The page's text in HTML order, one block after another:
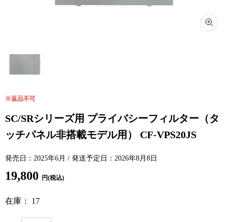
※返品不可
SC/SRシリーズ用 プライバシーフィルター（タ
ッチパネル非搭載モデル用） CF-VPS20JS
発売日：2025年6月 / 発送予定日：2026年8月8日
19,800 円(税込)
在庫： 17